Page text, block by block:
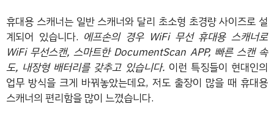
휴대용 스캐너는 일반 스캐너와 달리 초소형 초경량 사이즈로 설
계되어 있습니다. 에프손의 경우 WiFi 무선 휴대용 스캐너로
WiFi 무선스캔, 스마트한 DocumentScan APP, 빠른 스캔 속
도, 내장형 배터리를 갖추고 있습니다. 이런 특징들이 현대인의
업무 방식을 크게 바꿔놓았는데요, 저도 출장이 많을 때 휴대용
스캐너의 편리함을 많이 느꼈습니다.